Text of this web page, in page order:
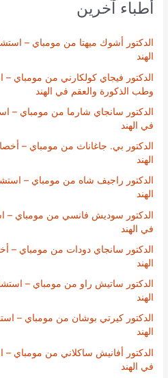
أطباء آخرين
الدكتور أشوك ميهتا من مومباي –
الهند
الدكتور فيجاي كولكارني من مومباي –
وطب الذكورة والعقم في الهند
الدكتور سانجاي شارما من مومباي –
في الهند
الدكتور بي. جاغاناث من مومباي –
الهند
الدكتور راجيف شاه من مومباي –
الهند
الدكتور سوديش فانسي من مومباي –
في الهند
الدكتور سانجاي دودات من مومباي –
الهند
الدكتور ساتيش راو من مومباي –
الهند
الدكتور كيرتي بوشان من مومباي –
الهند
الدكتور أفانيش ساكلاني من مومباي –
في الهند